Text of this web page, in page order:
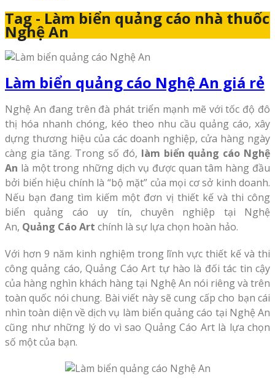
Tag - Làm biển quảng cáo nhà thuốc
Nghệ An
Làm biển quảng cáo Nghệ An giá rẻ
Nghệ An đang trên đà phát triển mạnh mẽ với tốc độ đô
thị hóa nhanh chóng, kéo theo nhu cầu quảng cáo, xây
dựng thương hiệu của các doanh nghiệp, cửa hàng ngày
càng gia tăng. Trong số đó, làm biển quảng cáo Nghệ
An là một trong những dịch vụ được quan tâm hàng đầu
bởi biển hiệu chính là “bộ mặt” của mọi cơ sở kinh doanh.
Nếu bạn đang tìm kiếm một đơn vị thiết kế và thi công
biển quảng cáo uy tín, chuyên nghiệp tại Nghệ
An, Quảng Cáo Art chính là sự lựa chọn hoàn hảo.
Với hơn 9 năm kinh nghiệm trong lĩnh vực thiết kế và thi
công quảng cáo, Quảng Cáo Art tự hào là đối tác tin cậy
của hàng nghìn khách hàng tại Nghệ An nói riêng và trên
toàn quốc nói chung. Bài viết này sẽ cung cấp cho bạn cái
nhìn toàn diện về dịch vụ làm biển quảng cáo tại Nghệ An
cũng như những lý do vì sao Quảng Cáo Art là lựa chọn
số một của bạn.